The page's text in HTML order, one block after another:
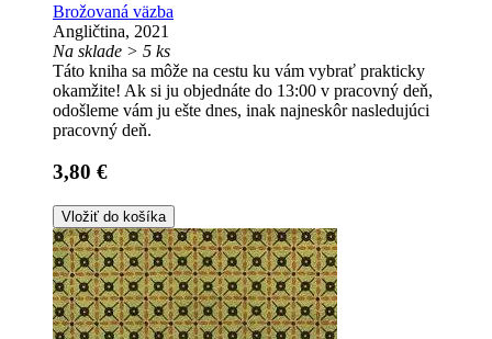
Brožovaná väzba
Angličtina, 2021
Na sklade > 5 ks
Táto kniha sa môže na cestu ku vám vybrať prakticky
okamžite! Ak si ju objednáte do 13:00 v pracovný deň,
odošleme vám ju ešte dnes, inak najneskôr nasledujúci
pracovný deň.
3,80 €
Vložiť do košíka